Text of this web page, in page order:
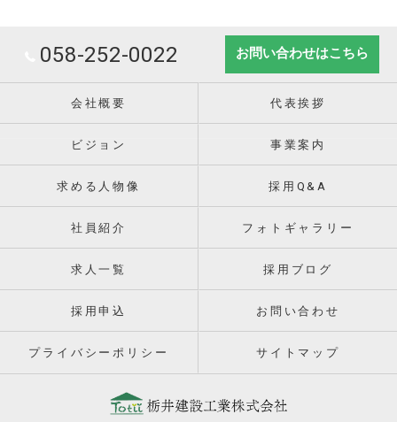
058-252-0022 お問い合わせはこちら
会社概要 代表挨拶
ビジョン 事業案内
求める人物像 採用Q&A
社員紹介 フォトギャラリー
求人一覧 採用ブログ
採用申込 お問い合わせ
プライバシーポリシー サイトマップ